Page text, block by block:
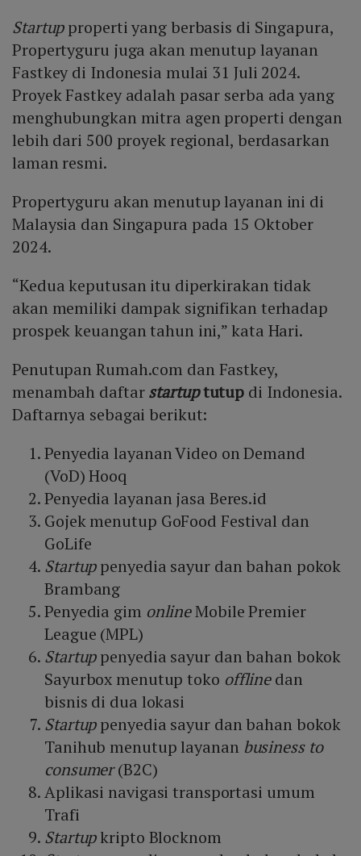
Startupproperti yang berbasis di Singapura,
Propertyguru juga akan menutup layanan
Fastkey di Indonesia mulai 31 Juli 2024.
Proyek Fastkey adalah pasar serba ada yang
menghubungkan mitra agen properti dengan
lebih dari 500 proyek regional, berdasarkan
laman resmi.
Propertyguru akan menutup layanan ini di
Malaysia dan Singapura pada 15 Oktober
2024.
“Kedua keputusan itu diperkirakan tidak
akan memiliki dampak signifikan terhadap
prospek keuangan tahun ini,” kata Hari.
Penutupan Rumah.com dan Fastkey,
menambah daftarstartuptutup di Indonesia.
Daftarnya sebagai berikut:
Penyedia layanan Video on Demand
(VoD) Hooq
Penyedia layanan jasa Beres.id
Gojek menutup GoFood Festival dan
GoLife
Startuppenyedia sayur dan bahan pokok
Brambang
Penyedia gim onlineMobile Premier
League (MPL)
Startuppenyedia sayur dan bahan bokok
Sayurbox menutup toko offlinedan
bisnis di dua lokasi
Startuppenyedia sayur dan bahan bokok
Tanihub menutup layanan business to
consumer(B2C)
Aplikasi navigasi transportasi umum
Trafi
Startupkripto Blocknom